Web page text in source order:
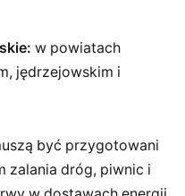
w powiatach
jędrzejowskim i
być przygotowani
zalania dróg, piwnic i